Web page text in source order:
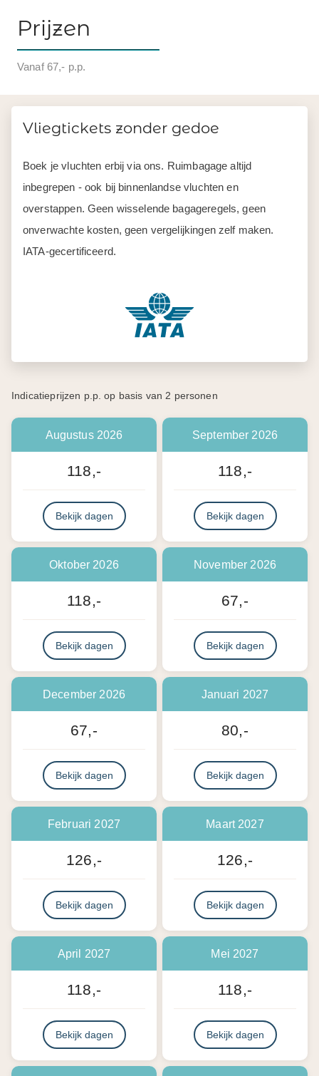
Prijzen
Vanaf 67,- p.p.
Vliegtickets zonder gedoe
Boek je vluchten erbij via ons. Ruimbagage altijd
inbegrepen - ook bij binnenlandse vluchten en
overstappen. Geen wisselende bagageregels, geen
onverwachte kosten, geen vergelijkingen zelf maken.
IATA-gecertificeerd.
Indicatieprijzen p.p. op basis van 2 personen
Augustus 2026
118,-
Bekijk dagen
September 2026
118,-
Bekijk dagen
Oktober 2026
118,-
Bekijk dagen
November 2026
67,-
Bekijk dagen
December 2026
67,-
Bekijk dagen
Januari 2027
80,-
Bekijk dagen
Februari 2027
126,-
Bekijk dagen
Maart 2027
126,-
Bekijk dagen
April 2027
118,-
Bekijk dagen
Mei 2027
118,-
Bekijk dagen